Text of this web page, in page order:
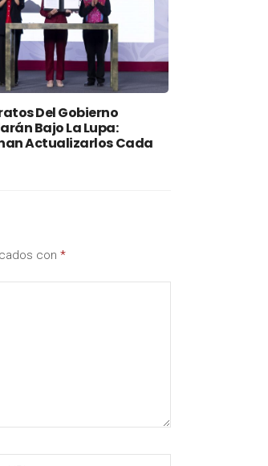
Del Gobierno
Bajo La Lupa:
Actualizarlos Cada
con *